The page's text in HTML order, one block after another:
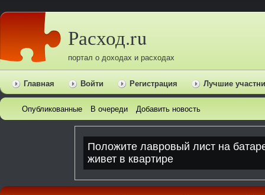
Расход.ru
портал о доходах и расходах
Главная Войти Регистрация Лучшие
Опубликованные В очереди Добавить новость